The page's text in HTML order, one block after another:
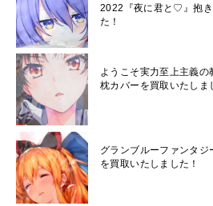
2022『夜に君と♡』抱き
た！
ようこそ実力至上主義
枕カバーを買取いたしま
グランブルーファンタジ
を買取いたしました！